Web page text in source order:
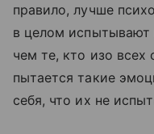
правило, лучше
в целом испытывают
чем те, кто изо всех
пытается такие
себя, что их не